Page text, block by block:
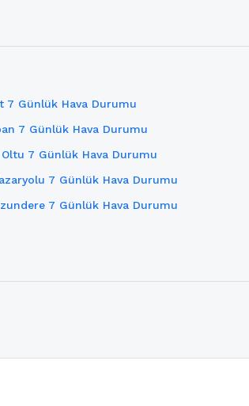
7 Günlük Hava Durumu
7 Günlük Hava Durumu
Oltu 7 Günlük Hava Durumu
7 Günlük Hava Durumu
7 Günlük Hava Durumu